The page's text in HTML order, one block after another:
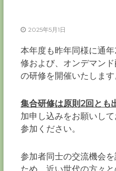
カ
ー
協
つ
な
ぐ
つ
千
葉
2025年5月1日
本年度も昨年同様に通
修および、オンデマン
の研修を開催いたします
集合研修は原則2回とも
加申し込みをお願いし
参加ください。
参加者同士の交流機会